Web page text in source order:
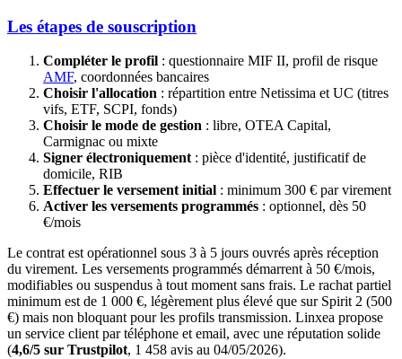
Les étapes de souscription
Compléter le profil : questionnaire MIF II, profil de risque
AMF, coordonnées bancaires
Choisir l'allocation : répartition entre Netissima et UC (titres
vifs, ETF, SCPI, fonds)
Choisir le mode de gestion : libre, OTEA Capital,
Carmignac ou mixte
Signer électroniquement : pièce d'identité, justificatif de
domicile, RIB
Effectuer le versement initial : minimum 300 € par virement
Activer les versements programmés : optionnel, dès 50
€/mois
Le contrat est opérationnel sous 3 à 5 jours ouvrés après réception
du virement. Les versements programmés démarrent à 50 €/mois,
modifiables ou suspendus à tout moment sans frais. Le rachat partiel
minimum est de 1 000 €, légèrement plus élevé que sur Spirit 2 (500
€) mais non bloquant pour les profils transmission. Linxea propose
un service client par téléphone et email, avec une réputation solide
(4,6/5 sur Trustpilot, 1 458 avis au 04/05/2026).